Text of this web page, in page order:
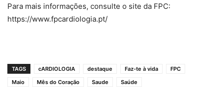
Para mais informações, consulte o site da FPC:
https://www.fpcardiologia.pt/
TAGS cARDIOLOGIA destaque Faz-te à vida
FPC
Maio
Mês do Coração Saude Saúde